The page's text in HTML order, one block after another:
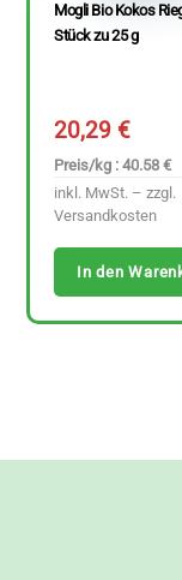
Mogli Bio Kokos
Stück zu 25 g
20,29€
Preis/kg : 40.58 €
inkl. MwSt. – zzgl.
Versandkosten
In den